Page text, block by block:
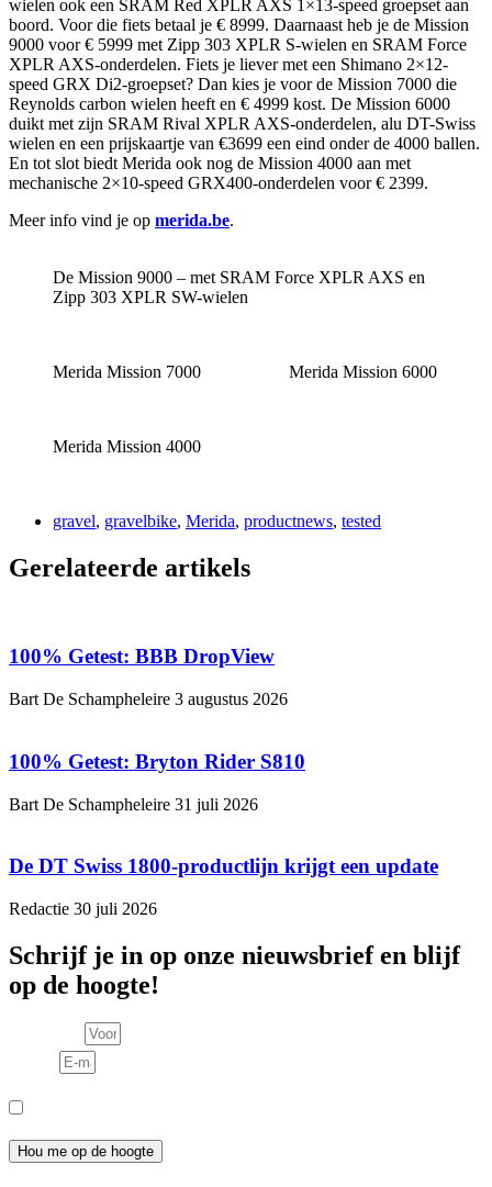
wielen ook een SRAM Red XPLR AXS 1×13-speed groepset aan
boord. Voor die fiets betaal je € 8999. Daarnaast heb je de Mission
9000 voor € 5999 met Zipp 303 XPLR S-wielen en SRAM Force
XPLR AXS-onderdelen. Fiets je liever met een Shimano 2×12-
speed GRX Di2-groepset? Dan kies je voor de Mission 7000 die
Reynolds carbon wielen heeft en € 4999 kost. De Mission 6000
duikt met zijn SRAM Rival XPLR AXS-onderdelen, alu DT-Swiss
wielen en een prijskaartje van €3699 een eind onder de 4000 ballen.
En tot slot biedt Merida ook nog de Mission 4000 aan met
mechanische 2×10-speed GRX400-onderdelen voor € 2399.
Meer info vind je op merida.be.
De Mission 9000 – met SRAM Force XPLR AXS en
Zipp 303 XPLR SW-wielen
Merida Mission 7000 Merida Mission 6000
Merida Mission 4000
gravel, gravelbike, Merida, productnews, tested
Gerelateerde artikels
100% Getest: BBB DropView
Bart De Schampheleire 3 augustus 2026
100% Getest: Bryton Rider S810
Bart De Schampheleire 31 juli 2026
De DT Swiss 1800-productlijn krijgt een update
Redactie 30 juli 2026
Schrijf je in op onze nieuwsbrief en blijf
op de hoogte!
Hou me op de hoogte